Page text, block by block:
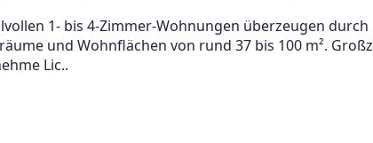
1- bis 4-Zimmer-Wohnungen überzeugen
und Wohnflächen von rund 37 bis 100 m².
Lic..
und wir informieren Sie, sobald wir ein oder
haben!